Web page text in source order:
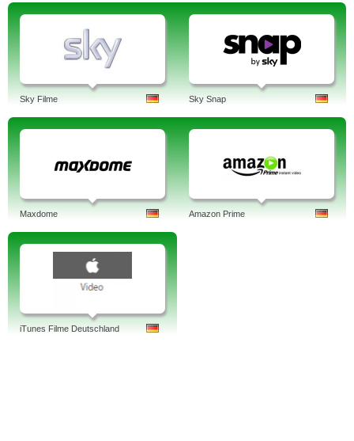
Sky Filme Sky Snap
Maxdome Amazon Prime
iTunes Filme Deutschland